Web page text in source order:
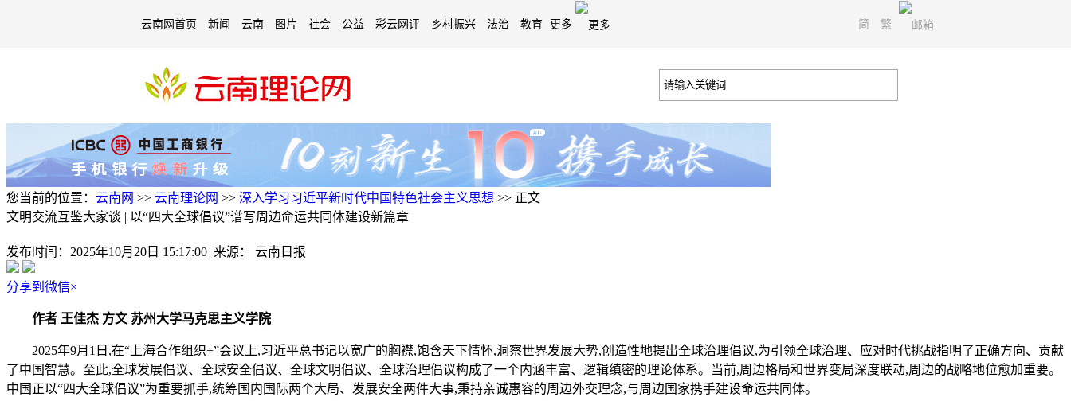
云南网首页 新闻 云南 图片 社会 公益 彩云网评 乡村振兴 法治 教育 更多 简 繁
您当前的位置： 云南网 >> 云南理论网 >> 深入学习习近平新时代中国特色社会主义思想 >> 正文
文明交流互鉴大家谈 | 以“四大全球倡议”谱写周边命运共同体建设新篇章
发布时间： 2025年10月20日 15:17:00 来源： 云南日报
分享到微信×
作者 王佳杰 方文 苏州大学马克思主义学院
2025年9月1日,在“上海合作组织+”会议上,习近平总书记以宽广的胸襟,饱含天下情怀,洞察世界发展大势,创造性地提出全球治理倡议,为引领全球治理、应对时代挑战指明了正确方向、贡献
了中国智慧。至此,全球发展倡议、全球安全倡议、全球文明倡议、全球治理倡议构成了一个内涵丰富、逻辑缜密的理论体系。当前,周边格局和世界变局深度联动,周边的战略地位愈加重要。
中国正以“四大全球倡议”为重要抓手,统筹国内国际两个大局、发展安全两件大事,秉持亲诚惠容的周边外交理念,与周边国家携手建设命运共同体。